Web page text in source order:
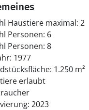
Haustiere maximal: 2
Personen: 6
Personen: 8
1977
1.250 m²
erlaubt
2023